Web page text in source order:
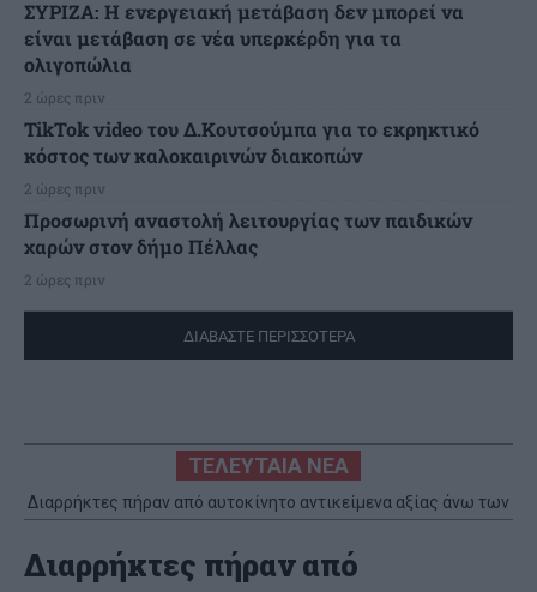
ΣΥΡΙΖΑ: Η ενεργειακή μετάβαση δεν μπορεί να
είναι μετάβαση σε νέα υπερκέρδη για τα
ολιγοπώλια
2 ώρες πριν
TikTok video του Δ.Κουτσούμπα για το εκρηκτικό
κόστος των καλοκαιρινών διακοπών
2 ώρες πριν
Προσωρινή αναστολή λειτουργίας των παιδικών
χαρών στον δήμο Πέλλας
2 ώρες πριν
ΔΙΑΒΑΣΤΕ ΠΕΡΙΣΣΟΤΕΡΑ